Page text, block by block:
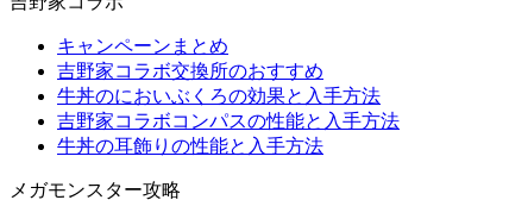
キャンペーンまとめ
吉野家コラボ交換所のおすすめ
牛丼のにおいぶくろの効果と入手方法
吉野家コラボコンパスの性能と入手方法
牛丼の耳飾りの性能と入手方法
メガモンスター攻略